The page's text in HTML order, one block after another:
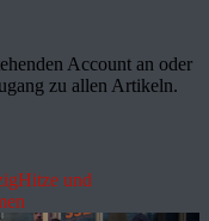
Account an oder
zu allen Artikeln.
Hitze und